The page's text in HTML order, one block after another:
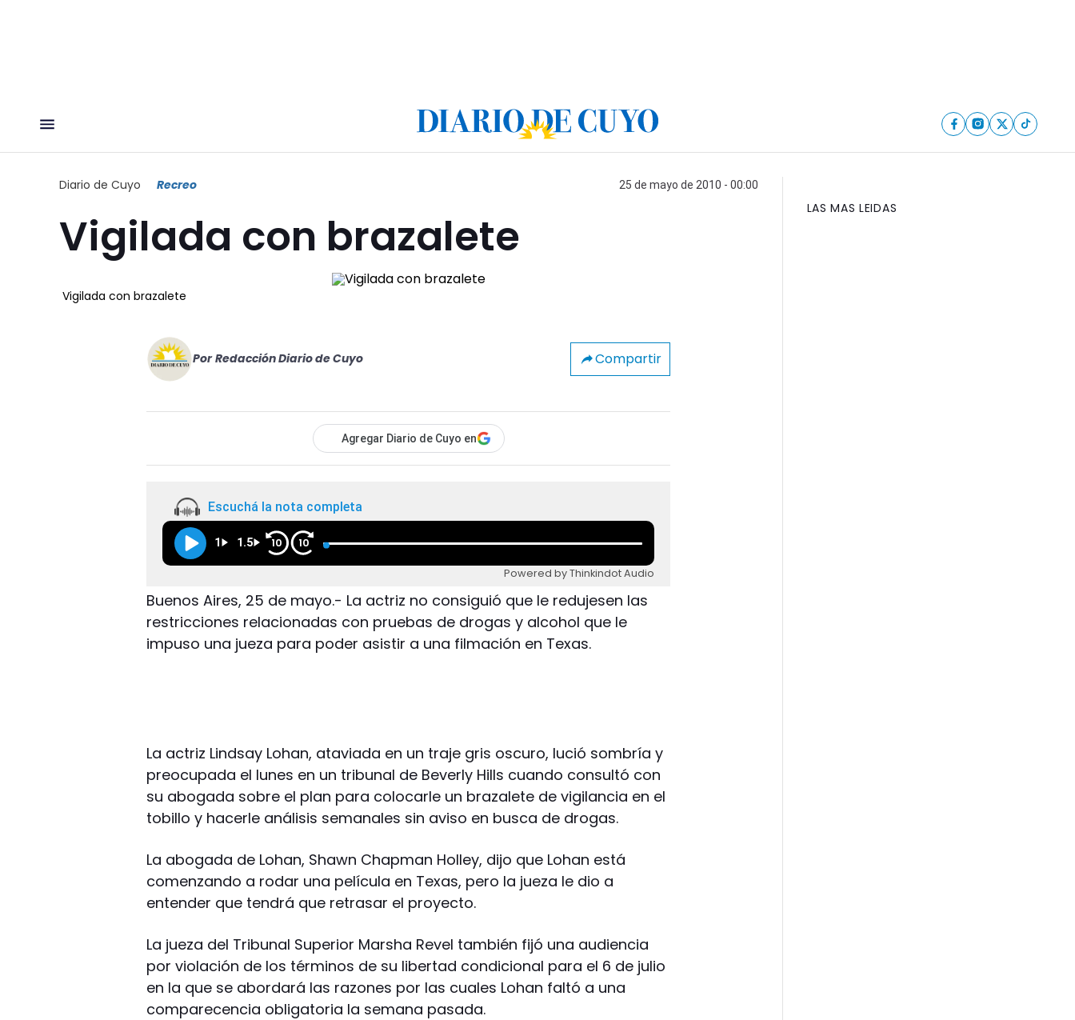
Diario de Cuyo Recreo 25 de mayo de 2010 - 00:00
Vigilada con brazalete
Vigilada con brazalete
Por Redacción Diario de Cuyo Compartir
Agregar Diario de Cuyo en
Escuchá la nota completa
1 1.5 10 10
Powered by Thinkindot Audio
Buenos Aires, 25 de mayo.- La actriz no consiguió que le redujesen las
restricciones relacionadas con pruebas de drogas y alcohol que le
impuso una jueza para poder asistir a una filmación en Texas.
La actriz Lindsay Lohan, ataviada en un traje gris oscuro, lució sombría y
preocupada el lunes en un tribunal de Beverly Hills cuando consultó con
su abogada sobre el plan para colocarle un brazalete de vigilancia en el
tobillo y hacerle análisis semanales sin aviso en busca de drogas.
La abogada de Lohan, Shawn Chapman Holley, dijo que Lohan está
comenzando a rodar una película en Texas, pero la jueza le dio a
entender que tendrá que retrasar el proyecto.
La jueza del Tribunal Superior Marsha Revel también fijó una audiencia
por violación de los términos de su libertad condicional para el 6 de julio
en la que se abordará las razones por las cuales Lohan faltó a una
comparecencia obligatoria la semana pasada.
LAS MAS LEIDAS